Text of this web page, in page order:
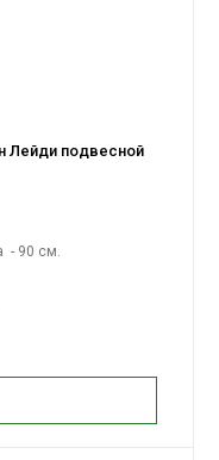
Лейди подвесной
- 90 см.